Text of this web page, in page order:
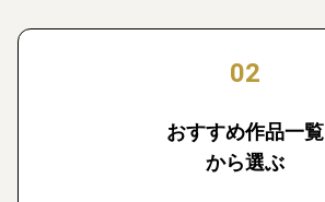
02
おすすめ作品一覧
から選ぶ